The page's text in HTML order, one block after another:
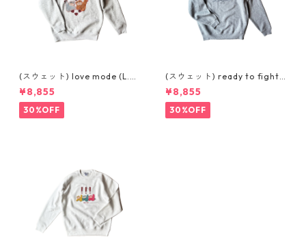
(スウェット) love mode (L.G
REY)
¥8,855
30%OFF
(スウェット) ready to fight
(GREY)
¥8,855
30%OFF